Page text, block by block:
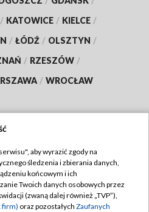
/ KATOWICE / KIELCE /
/ ŁÓDŹ / OLSZTYN /
/ RZESZÓW /
/ WROCŁAW
TVP
TVP
prywatności
aby wyrazić zgody na
śledzenia i zbierania danych,
końcowym i ich
Twoich danych osobowych przez
(zwaną dalej również „TVP”),
firm) oraz pozostałych Zaufanych